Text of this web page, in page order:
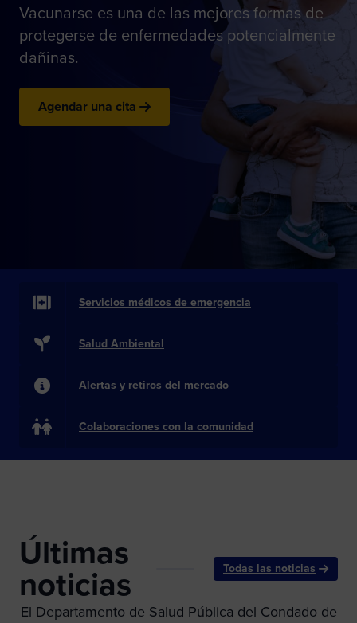
Vacunarse es una de las mejores formas de
protegerse de enfermedades potencialmente
dañinas.
Agendar una cita
Servicios médicos de emergencia
Salud Ambiental
Alertas y retiros del mercado
Colaboraciones con la comunidad
Últimas
noticias Todas las noticias
El Departamento de Salud Pública del Condado de